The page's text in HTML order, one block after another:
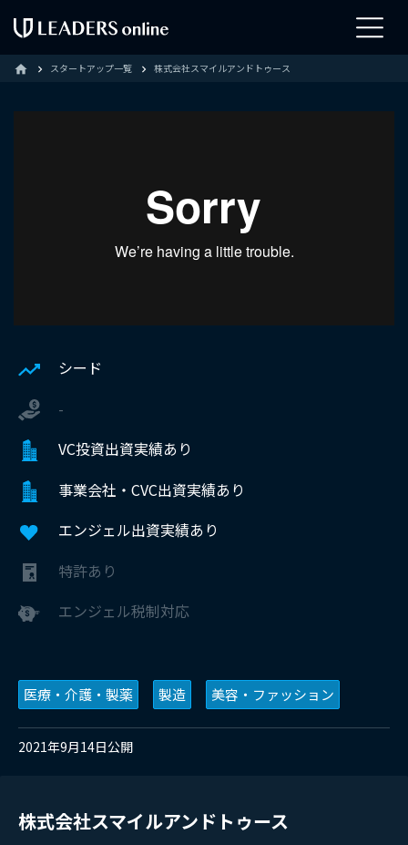
home スタートアップ一覧 株式会社スマイルアンドトゥース
シード
-
VC投資出資実績あり
事業会社・CVC出資実績あり
エンジェル出資実績あり
特許あり
エンジェル税制対応
医療・介護・製薬 製造 美容・ファッション
2021年9月14日公開
株式会社スマイルアンドトゥース